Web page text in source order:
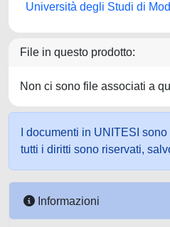
Università degli Studi di
File in questo prodotto:
Non ci sono file associati a
I documenti in UNITESI
tutti i diritti sono riservati,
Informazioni